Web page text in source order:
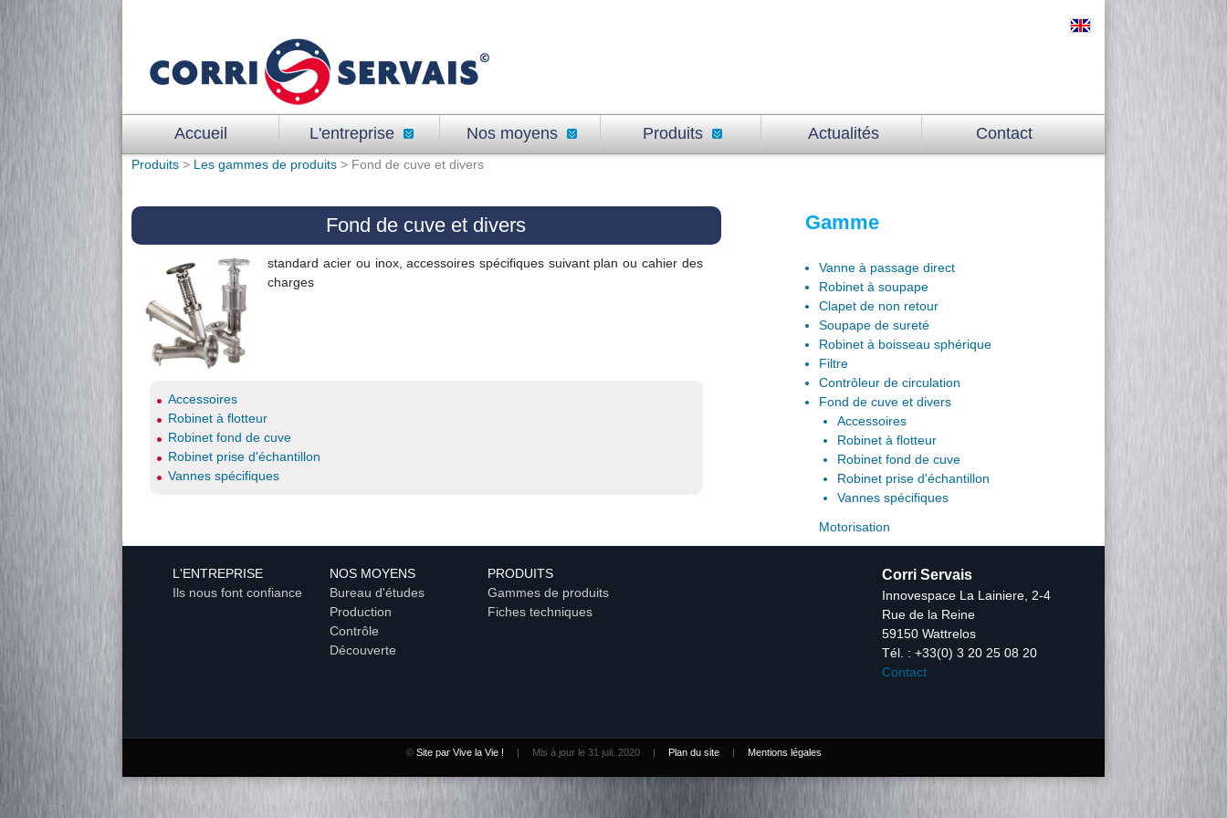
Accueil L'entreprise Nos moyens Produits Actualités Contact
Produits > Les gammes de produits > Fond de cuve et divers
Fond de cuve et divers
standard acier ou inox, accessoires spécifiques suivant plan ou cahier des
charges
Accessoires
Robinet à flotteur
Robinet fond de cuve
Robinet prise d'échantillon
Vannes spécifiques
Gamme
Vanne à passage direct
Robinet à soupape
Clapet de non retour
Soupape de sureté
Robinet à boisseau sphérique
Filtre
Contrôleur de circulation
Fond de cuve et divers
Accessoires
Robinet à flotteur
Robinet fond de cuve
Robinet prise d'échantillon
Vannes spécifiques
Motorisation
L'ENTREPRISE
Ils nous font confiance
NOS MOYENS
Bureau d'études
Production
Contrôle
Découverte
PRODUITS
Gammes de produits
Fiches techniques
Corri Servais
Innovespace La Lainiere, 2-4
Rue de la Reine
59150 Wattrelos
Tél. : +33(0) 3 20 25 08 20
Contact
© Site par Vive la Vie ! | Mis à jour le 31 juil. 2020 | Plan du site | Mentions légales